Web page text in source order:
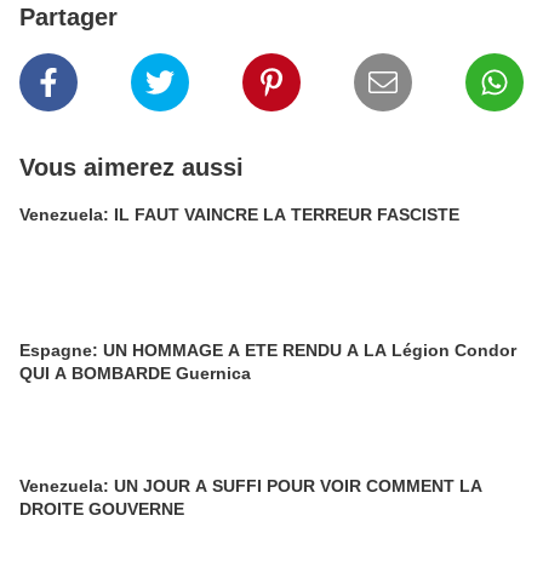
Partager
Vous aimerez aussi
Venezuela: IL FAUT VAINCRE LA TERREUR FASCISTE
Espagne: UN HOMMAGE A ETE RENDU A LA Légion Condor
QUI A BOMBARDE Guernica
Venezuela: UN JOUR A SUFFI POUR VOIR COMMENT LA
DROITE GOUVERNE